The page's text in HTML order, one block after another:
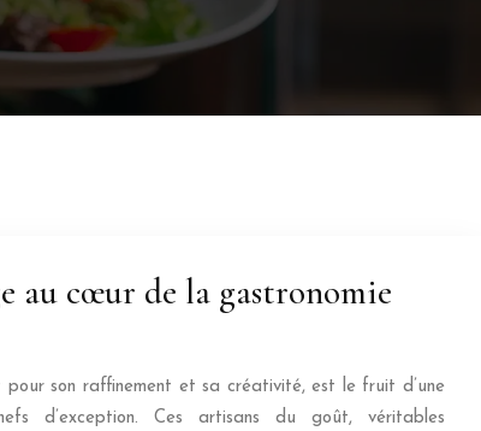
au cœur de la gastronomie
pour son raffinement et sa créativité, est le fruit d’une
d’exception. Ces artisans du goût, véritables